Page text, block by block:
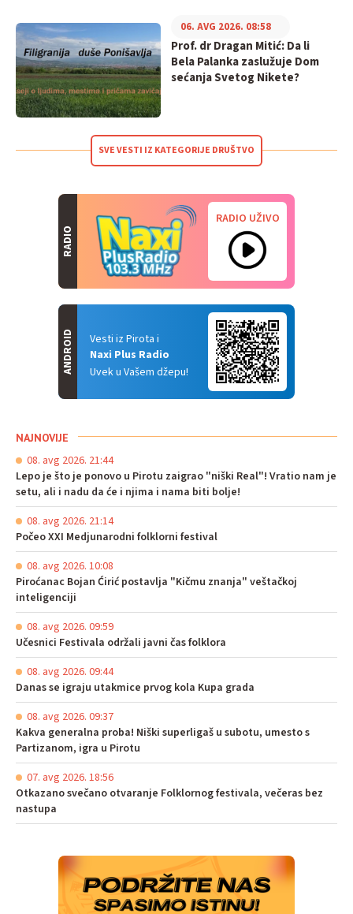
Prof. dr Dragan Mitić: Da li
Bela Palanka zaslužuje Dom
sećanja Svetog Nikete?
06. AVG 2026. 08:58
SVE VESTI IZ KATEGORIJE DRUŠTVO
RADIO
RADIO UŽIVO
Vesti iz Pirota i
Naxi Plus Radio
Uvek u Vašem džepu!
ANDROID
NAJNOVIJE
08. avg 2026. 21:44
Lepo je što je ponovo u Pirotu zaigrao "niški Real"! Vratio nam je
setu, ali i nadu da će i njima i nama biti bolje!
08. avg 2026. 21:14
Počeo XXI Medjunarodni folklorni festival
08. avg 2026. 10:08
Piroćanac Bojan Ćirić postavlja "Kičmu znanja" veštačkoj
inteligenciji
08. avg 2026. 09:59
Učesnici Festivala održali javni čas folklora
08. avg 2026. 09:44
Danas se igraju utakmice prvog kola Kupa grada
08. avg 2026. 09:37
Kakva generalna proba! Niški superligaš u subotu, umesto s
Partizanom, igra u Pirotu
07. avg 2026. 18:56
Otkazano svečano otvaranje Folklornog festivala, večeras bez
nastupa